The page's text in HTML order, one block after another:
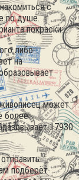
с
по душе.
покраски:
либо
на
может
более
17930
подберёт